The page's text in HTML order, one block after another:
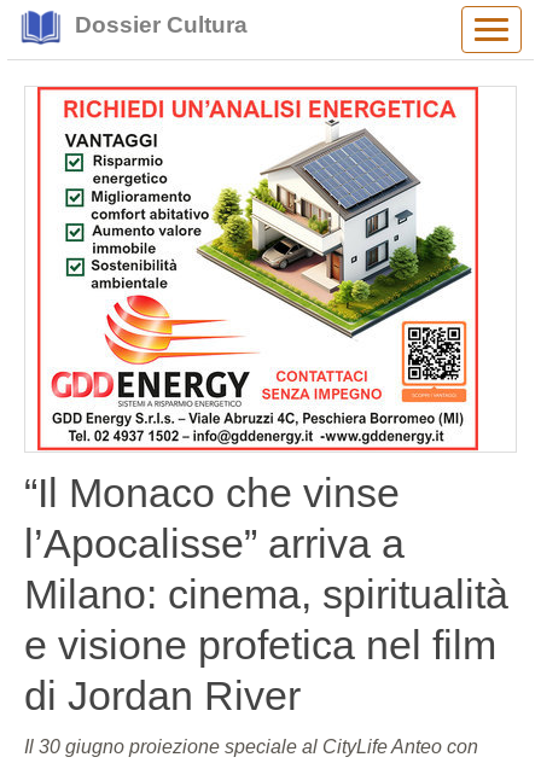
Dossier Cultura
“Il Monaco che vinse
l’Apocalisse” arriva a
Milano: cinema, spiritualità
e visione profetica nel film
di Jordan River
Il 30 giugno proiezione speciale al CityLife Anteo con